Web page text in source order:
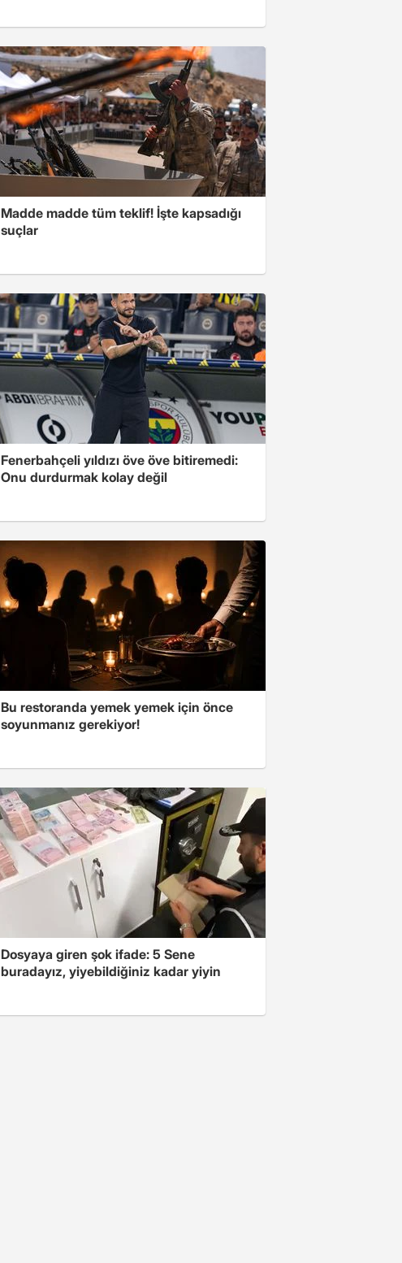
Madde madde tüm teklif! İşte kapsadığı
suçlar
Fenerbahçeli yıldızı öve öve bitiremedi:
Onu durdurmak kolay değil
Bu restoranda yemek yemek için önce
soyunmanız gerekiyor!
Dosyaya giren şok ifade: 5 Sene
buradayız, yiyebildiğiniz kadar yiyin